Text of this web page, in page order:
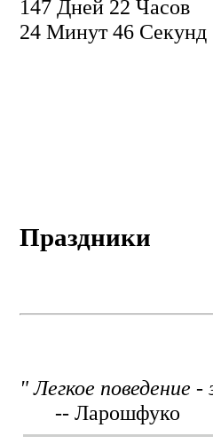
147 Дней 22 Часов
24 Минут 45 Секунд
Праздники
" Легкое поведение
-- Ларошфуко